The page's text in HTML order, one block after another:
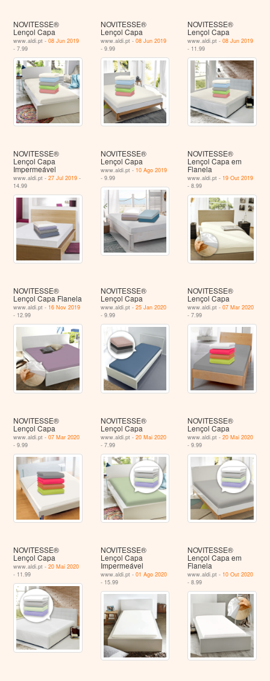
NOVITESSE®
Lençol Capa
www.aldi.pt -08 Jun 2019
- 7.99
NOVITESSE®
Lençol Capa
www.aldi.pt - 08 Jun 2019
- 9.99
NOVITESSE®
Lençol Capa
www.aldi.pt -08 Jun 2019
- 11.99
NOVITESSE®
Lençol Capa
Impermeável
www.aldi.pt -27 Jul 2019 -
14.99
NOVITESSE®
Lençol Capa
www.aldi.pt - 10 Ago 2019
- 9.99
NOVITESSE®
Lençol Capa em
Flanela
www.aldi.pt - 19 Out 2019
- 8.99
NOVITESSE®
Lençol Capa Flanela
www.aldi.pt - 16 Nov 2019
- 12.99
NOVITESSE®
Lençol Capa
www.aldi.pt - 25 Jan 2020
- 9.99
NOVITESSE®
Lençol Capa
www.aldi.pt -07 Mar 2020
- 7.99
NOVITESSE®
Lençol Capa
www.aldi.pt -07 Mar 2020
- 9.99
NOVITESSE®
Lençol Capa
www.aldi.pt - 20 Mai 2020
- 7.99
NOVITESSE®
Lençol Capa
www.aldi.pt -20 Mai 2020
- 9.99
NOVITESSE®
Lençol Capa
www.aldi.pt -20 Mai 2020
- 11.99
NOVITESSE®
Lençol Capa
Impermeável
www.aldi.pt - 01 Ago 2020
- 15.99
NOVITESSE®
Lençol Capa em
Flanela
www.aldi.pt - 10 Out 2020
- 8.99